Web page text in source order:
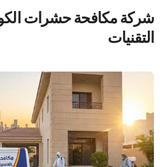
شركة مكافحة حشرات
التقنيات